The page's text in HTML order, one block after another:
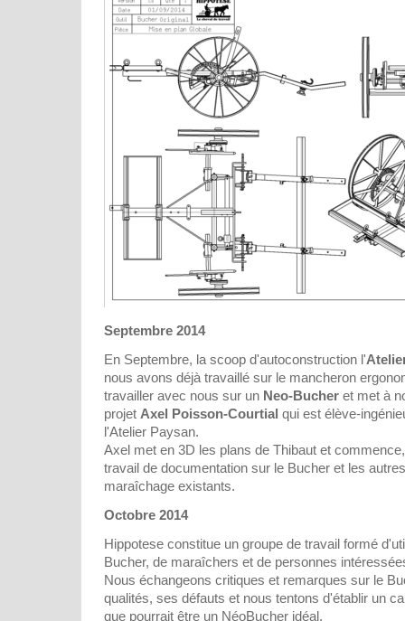
Septembre 2014
En Septembre, la scoop d'autoconstruction l'
nous avons déjà travaillé sur le mancheron
travailler avec nous sur un Neo-Bucher et met à
projet Axel Poisson-Courtial qui est élève-
l'Atelier Paysan.
Axel met en 3D les plans de Thibaut et
travail de documentation sur le Bucher et les
maraîchage existants.
Octobre 2014
Hippotese constitue un groupe de travail formé
Bucher, de maraîchers et de personnes
Nous échangeons critiques et remarques sur le
qualités, ses défauts et nous tentons d'établir un
que pourrait être un NéoBucher idéal.